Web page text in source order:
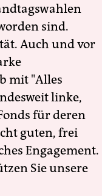
sind.
Auch und vor
mit "Alles
linke,
für deren
guten, frei
Engagement.
Sie unsere